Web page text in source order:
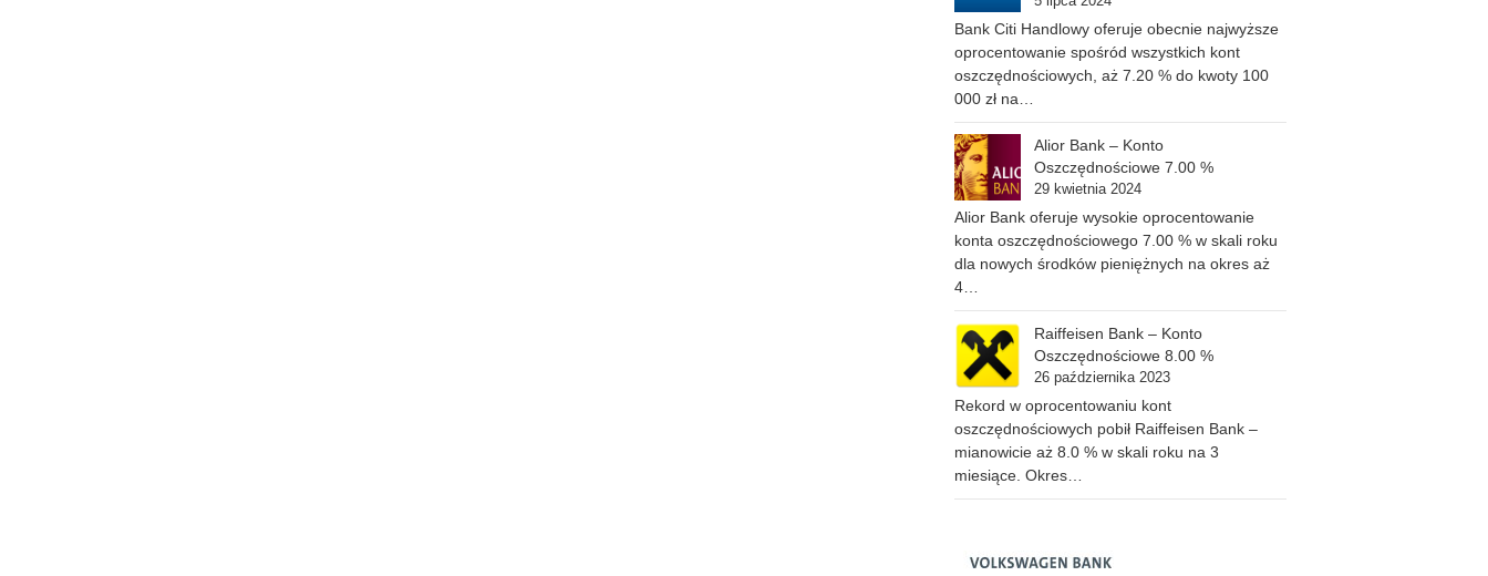
Bank Citi Handlowy oferuje obecnie najwyższe
oprocentowanie spośród wszystkich kont
oszczędnościowych, aż 7.20 % do kwoty 100
000 zł na…
Alior Bank – Konto
Oszczędnościowe 7.00 %
29 kwietnia 2024
Alior Bank oferuje wysokie oprocentowanie
konta oszczędnościowego 7.00 % w skali roku
dla nowych środków pieniężnych na okres aż
4…
Raiffeisen Bank – Konto
Oszczędnościowe 8.00 %
26 października 2023
Rekord w oprocentowaniu kont
oszczędnościowych pobił Raiffeisen Bank –
mianowicie aż 8.0 % w skali roku na 3
miesiące. Okres…